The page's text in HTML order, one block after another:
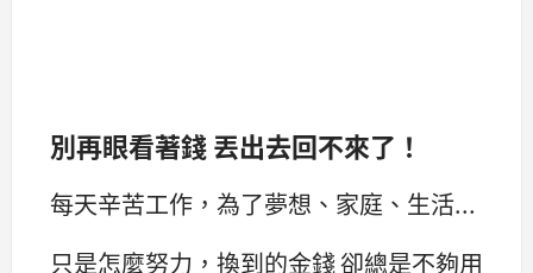
別再眼看著錢 丟出去回不來了！
每天辛苦工作，為了夢想、家庭、生活...
只是怎麼努力，換到的金錢 卻總是不夠用